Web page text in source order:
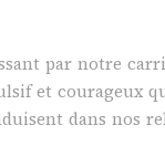
par notre
et courageux
dans nos